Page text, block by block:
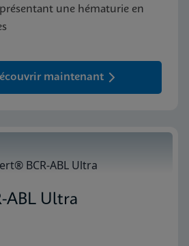
une hématurie en
maintenant
ABL Ultra